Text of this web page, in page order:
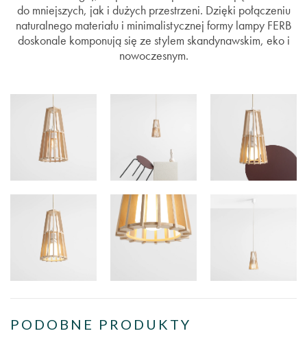
do mniejszych, jak i dużych przestrzeni. Dzięki połączeniu
naturalnego materiału i minimalistycznej formy lampy FERB
doskonale komponują się ze stylem skandynawskim, eko i
nowoczesnym.
PODOBNE PRODUKTY